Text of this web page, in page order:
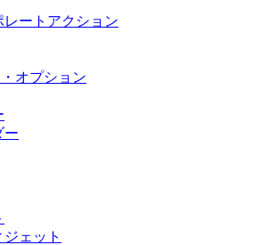
ートアクション
オプション
ー
ェット